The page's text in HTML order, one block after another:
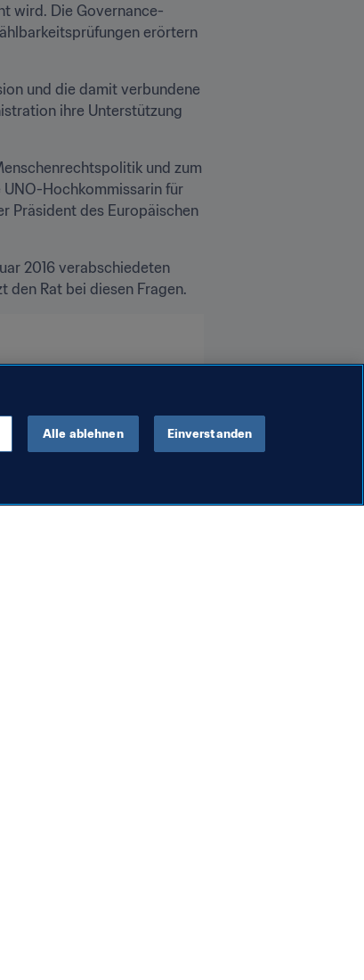
wird. Die Governance-
erörtern
und die damit verbundene
ihre Unterstützung
und zum
Hochkommissarin für
Präsident des Europäischen
2016 verabschiedeten
den Rat bei diesen Fragen.
Alle ablehnen Einverstanden